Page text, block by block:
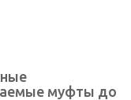
муфты до